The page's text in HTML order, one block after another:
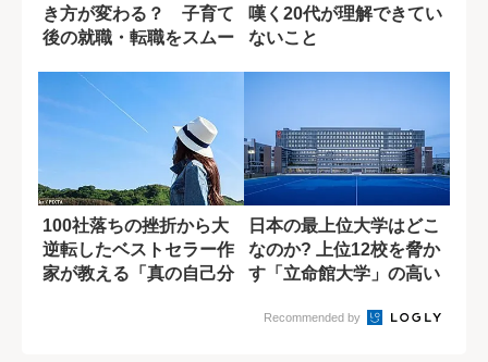
き方が変わる？ 子育て
後の就職・転職をスムー
嘆く20代が理解できてい
ないこと
100社落ちの挫折から大
逆転したベストセラー作
家が教える「真の自己分
日本の最上位大学はどこ
なのか? 上位12校を脅か
す「立命館大学」の高い
Recommended by